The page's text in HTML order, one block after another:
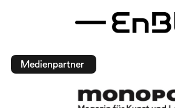
Medienpartner